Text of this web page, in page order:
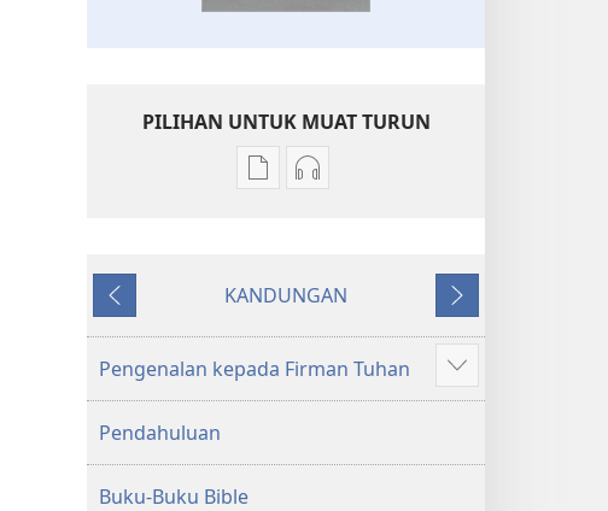
PILIHAN UNTUK MUAT TURUN
Pilihan
bahan
Kitab
Suci
Baharu
Pilihan
audio
Terjemahan
Sebelumnya
KANDUNGAN
Seterusnya
Pengenalan kepada Firman Tuhan
Tunjukkan
lagi
Pendahuluan
Buku-Buku Bible